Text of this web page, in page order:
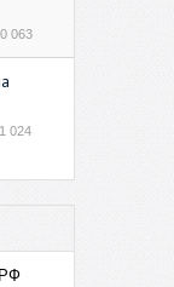
063
024